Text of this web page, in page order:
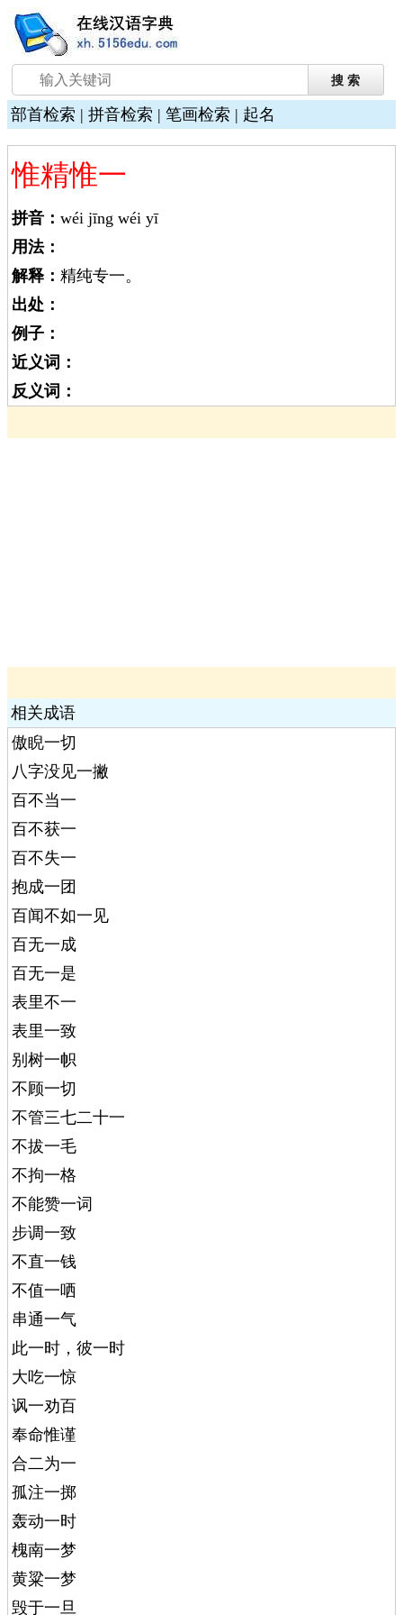
部首检索 | 拼音检索 | 笔画检索 | 起名
惟精惟一
拼音： wéi jīng wéi yī
用法：
解释： 精纯专一。
出处：
例子：
近义词：
反义词：
相关成语
傲睨一切
八字没见一撇
百不当一
百不获一
百不失一
抱成一团
百闻不如一见
百无一成
百无一是
表里不一
表里一致
别树一帜
不顾一切
不管三七二十一
不拔一毛
不拘一格
不能赞一词
步调一致
不直一钱
不值一哂
串通一气
此一时，彼一时
大吃一惊
讽一劝百
奉命惟谨
合二为一
孤注一掷
轰动一时
槐南一梦
黄粱一梦
毁于一旦